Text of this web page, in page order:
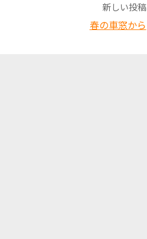
新しい投稿
春の車窓から